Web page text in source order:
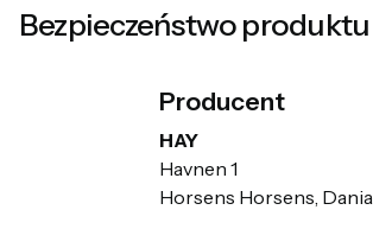
Bezpieczeństwo produktu
Producent
HAY
Havnen 1
Horsens Horsens, Dania